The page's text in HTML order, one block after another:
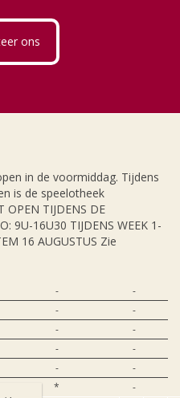
ons
in de voormiddag. Tijdens
is de speelotheek
OPEN TIJDENS DE
9U-16U30 TIJDENS WEEK 1-
16 AUGUSTUS Zie
-
-
-
-
-
-
-
-
-
-
*
-